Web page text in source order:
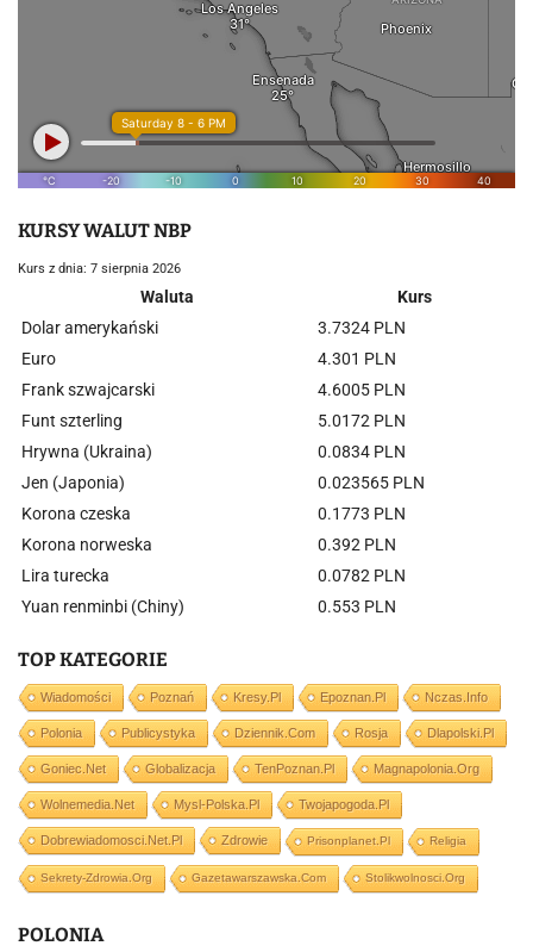
KURSY WALUT NBP
Kurs z dnia: 7 sierpnia 2026
Waluta
Kurs
Dolar amerykański
3.7324 PLN
Euro
4.301 PLN
Frank szwajcarski
4.6005 PLN
Funt szterling
5.0172 PLN
Hrywna (Ukraina)
0.0834 PLN
Jen (Japonia)
0.023565 PLN
Korona czeska
0.1773 PLN
Korona norweska
0.392 PLN
Lira turecka
0.0782 PLN
Yuan renminbi (Chiny)
0.553 PLN
TOP KATEGORIE
Wiadomości Poznań Kresy.pl Epoznan.pl Nczas.info
Polonia Publicystyka Dziennik.com Rosja Dlapolski.pl
Goniec.net Globalizacja TenPoznan.pl Magnapolonia.org
Wolnemedia.net Mysl-Polska.pl Twojapogoda.pl
Dobrewiadomosci.net.pl Zdrowie Prisonplanet.pl Religia
Sekrety-Zdrowia.org Gazetawarszawska.com Stolikwolnosci.org
POLONIA